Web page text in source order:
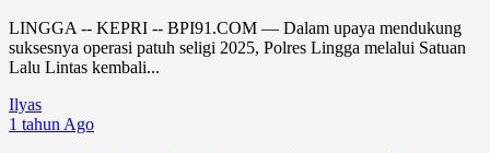
LINGGA -- KEPRI -- BPI91.COM — Dalam upaya mendukung
suksesnya operasi patuh seligi 2025, Polres Lingga melalui Satuan
Lalu Lintas kembali...
Ilyas
1 tahun Ago